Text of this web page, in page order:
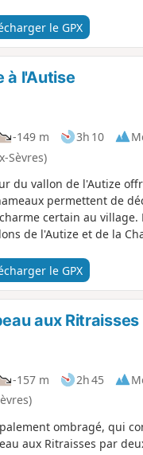
le GPX
à l'Autise
-149 m 3h 10
Sèvres)
du vallon de l'Autize
permettent de
certain au
de l'Autize et de la
le GPX
aux
-157 m 2h 45
ombragé, qui
aux Ritraisses par